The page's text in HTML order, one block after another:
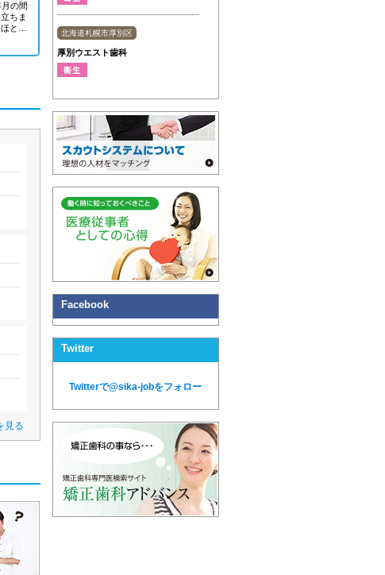
の間
ちま
と…
見る
北海道札幌市厚別区
厚別ウエスト歯科
新札幌いった歯科
Facebook
Twitter
Twitterで@sika-jobをフォロー